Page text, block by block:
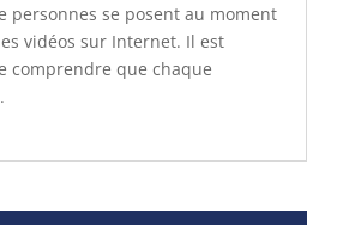
personnes se posent au moment
vidéos sur Internet. Il est
comprendre que chaque